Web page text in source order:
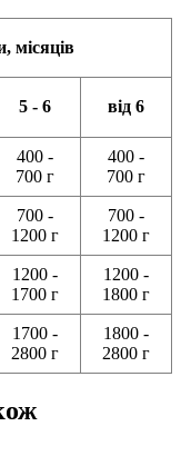
місяців
5 - 6 від 6
400 -
700 г
400 -
700 г
700 -
1200 г
700 -
1200 г
1200 -
1700 г
1200 -
1800 г
1700 -
2800 г
1800 -
2800 г